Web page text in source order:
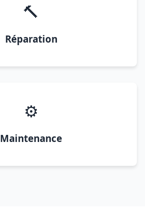
🔨
Réparation
⚙️
Maintenance